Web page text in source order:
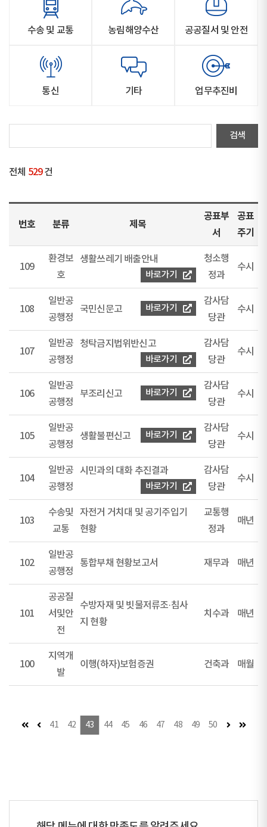
수송 및 교통 농림해양수산 공공질서 및 안전
통신 기타 업무추진비
전체 529 건
번호 분류 제목
공표부
서
공표
주기
109
환경보
호
생활쓰레기 배출안내
바로가기
청소행
정과
수시
108
일반공
공행정
국민신문고 바로가기
감사담
당관
수시
107
일반공
공행정
청탁금지법위반신고
바로가기
감사담
당관
수시
106
일반공
공행정
부조리신고 바로가기
감사담
당관
수시
105
일반공
공행정
생활불편신고 바로가기
감사담
당관
수시
104
일반공
공행정
시민과의 대화 추진결과
바로가기
감사담
당관
수시
103
수송및
교통
자전거 거치대 및 공기주입기
현황
교통행
정과
매년
102
일반공
공행정
통합부채 현황보고서 재무과 매년
101
공공질
서및안
전
수방자재 및 빗물저류조·침사
지 현황
치수과 매년
100
지역개
발
이행(하자)보험증권 건축과 매월
첫 페이지
이전 페이지
41 42 43 44 45 46 47 48 49 50 다음 페이지
마지